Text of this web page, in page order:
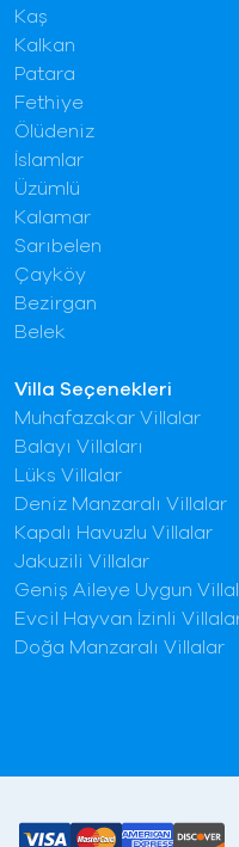
Villa Seçenekleri
Muhafazakar Villalar
Balayı Villaları
Lüks Villalar
Deniz Manzaralı Villalar
Kapalı Havuzlu Villalar
Jakuzili Villalar
Geniş Aileye Uygun
Evcil Hayvan İzinli
Doğa Manzaralı Villalar
Kaş
Kalkan
Patara
Fethiye
Ölüdeniz
İslamlar
Üzümlü
Kalamar
Sarıbelen
Çayköy
Bezirgan
Belek